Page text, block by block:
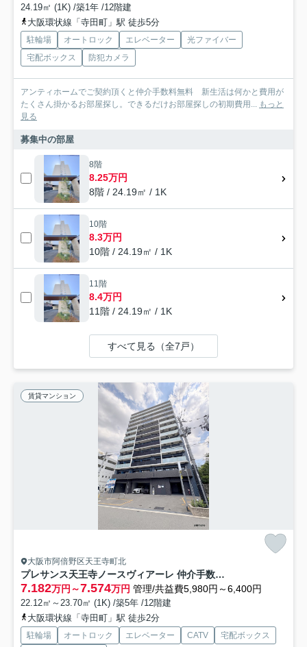
24.19㎡ (1K) /築1年 /12階建
大阪環状線「寺田町」駅 徒歩5分
駐輪場 オートロック エレベーター
光ファイバー
宅配ボックス
防犯カメラ
アンティホームでご契約頂くと仲介手数料無料 新生活は何かと費用が
たくさん掛かるお部屋探し。できるだけお部屋探しの初期費用...
もっと
見る
募集中の部屋
8階
8.25万円
8階 / 24.19㎡ / 1K
10階
8.3万円
10階 / 24.19㎡ / 1K
11階
8.4万円
11階 / 24.19㎡ / 1K
すべて見る（全7戸）
賃貸マンション
大阪市阿倍野区天王寺町北
プレサンス天王寺ノースヴィアーレ 仲介手数料無料
7.182万円～7.574万円 管理/共益費5,980円～6,400円
22.12㎡～23.70㎡ (1K) /築5年 /12階建
大阪環状線「寺田町」駅 徒歩2分
駐輪場 オートロック エレベーター CATV
宅配ボックス